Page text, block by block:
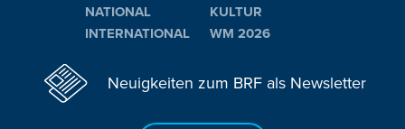
NATIONAL
INTERNATIONAL
KULTUR
WM 2026
Neuigkeiten zum BRF als Newsletter